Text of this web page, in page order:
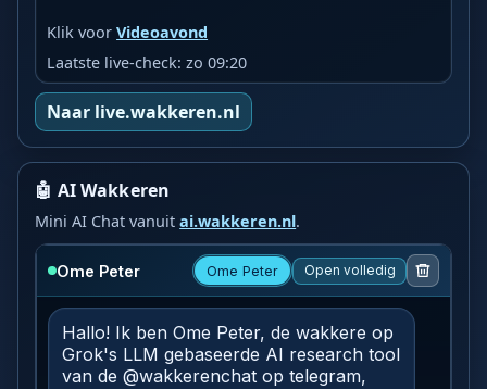
Klik voorVideoavond
Laatste live-check: zo 09:20
Naar live.wakkeren.nl
🤖 AI Wakkeren
Mini AI Chat vanuitai.wakkeren.nl.